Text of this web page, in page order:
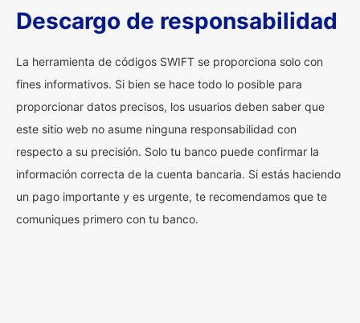
Descargo de responsabilidad
La herramienta de códigos SWIFT se proporciona solo con
fines informativos. Si bien se hace todo lo posible para
proporcionar datos precisos, los usuarios deben saber que
este sitio web no asume ninguna responsabilidad con
respecto a su precisión. Solo tu banco puede confirmar la
información correcta de la cuenta bancaria. Si estás haciendo
un pago importante y es urgente, te recomendamos que te
comuniques primero con tu banco.